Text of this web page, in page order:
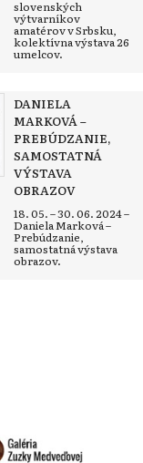
slovenských
výtvarníkov
amatérov v Srbsku,
kolektívna výstava 26
umelcov.
DANIELA
MARKOVÁ –
PREBÚDZANIE,
SAMOSTATNÁ
VÝSTAVA
OBRAZOV
18. 05. – 30. 06. 2024 –
Daniela Marková –
Prebúdzanie,
samostatná výstava
obrazov.